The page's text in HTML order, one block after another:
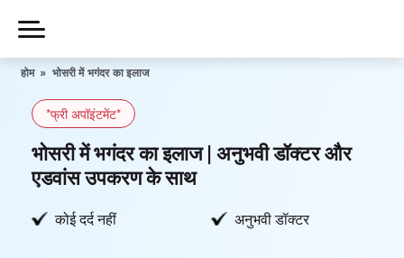
content
Piles
हमारे बारे में
हमसे संपर्क करें
होम » भोसरी में भगंदर का इलाज
*फ्री अपॉइंटमेंट*
भोसरी में भगंदर का इलाज | अनुभवी डॉक्टर और
एडवांस उपकरण के साथ
कोई दर्द नहीं अनुभवी डॉक्टर